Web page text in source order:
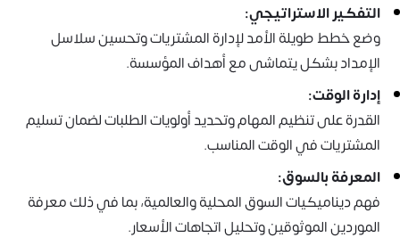
التفكير الاستراتيجي:
وضع خطط طويلة الأمد لإدارة المشتريات وتحسين سلاسل
الإمداد بشكل يتماشى مع أهداف المؤسسة.
إدارة الوقت:
القدرة على تنظيم المهام وتحديد أولويات الطلبات لضمان تسليم
المشتريات في الوقت المناسب.
المعرفة بالسوق:
فهم ديناميكيات السوق المحلية والعالمية، بما في ذلك معرفة
الموردين الموثوقين وتحليل اتجاهات الأسعار.